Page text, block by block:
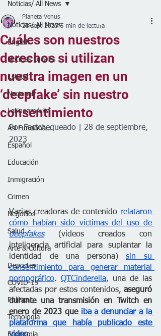
Noticias/ All News
English
Noticias Locales
Estatal
Nacional
Latinoamérica
Así Funciona...
Español
Educación
Inmigración
Crimen
Negocios
Salud
Arte & Cultura
Deportes
COVID-19
Política
Tecnología
Economía
Noticias/ All News
Cuáles son nuestros
derechos si utilizan
nuestra imagen en un
‘deepfake’ sin nuestro
consentimiento
Planeta Venus
28 sept 2023 5 min de lectura
Por Factchequeado | 28 de septiembre,
2023
Varias creadoras de contenido relataron
deepfakes
(videos creados con
inteligencia artificial para suplantar la
identidad de una persona) sin su
consentimiento para generar material
pornográfico. QTCinderella, una de las
afectadas por estos contenidos, aseguró
durante una transmisión en Twitch en
enero de 2023 que iba a denunciar a la
plataforma que había publicado este